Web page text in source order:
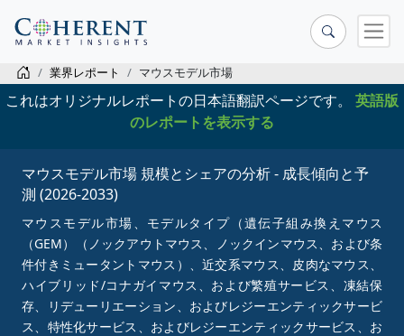
業界レポート マウスモデル市場
これはオリジナルレポートの日本語翻訳ページです。 英語版
のレポートを表示する
マウスモデル市場 規模とシェアの分析 - 成長傾向と予
測 (2026-2033)
マウスモデル市場、モデルタイプ（遺伝子組み換えマウス
（GEM）（ノックアウトマウス、ノックインマウス、および条
件付きミュータントマウス）、近交系マウス、皮肉なマウス、
ハイブリッド/コナガイマウス、および繁殖サービス、凍結保
存、リデューリエーション、およびレジーエンティックサービ
ス、特性化サービス、およびレジーエンティックサービス、お